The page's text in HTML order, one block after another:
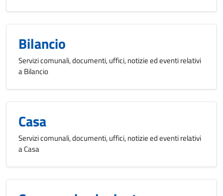
Bilancio
Servizi comunali, documenti, uffici, notizie ed eventi relativi
a Bilancio
Casa
Servizi comunali, documenti, uffici, notizie ed eventi relativi
a Casa